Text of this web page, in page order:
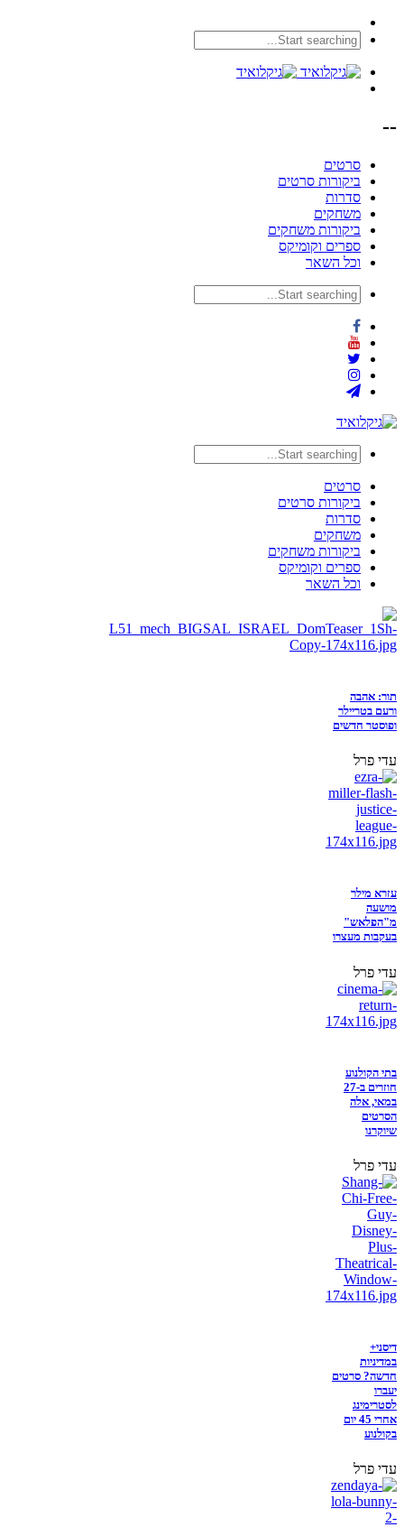
--
סרטים
ביקורות סרטים
סדרות
משחקים
ביקורות משחקים
ספרים וקומיקס
וכל השאר
סרטים
ביקורות סרטים
סדרות
משחקים
ביקורות משחקים
ספרים וקומיקס
וכל השאר
תור: אהבה
ורעם בטריילר
ופוסטר חדשים
עדי פרל
עזרא מילר
מושעה
מ"הפלאש"
בעקבות מעצרו
עדי פרל
בתי הקולנוע
חוזרים ב-27
במאי, אלה
הסרטים
שיוקרנו
עדי פרל
דיסני+
במדיניות
חדשה? סרטים
יעברו
לסטרימינג
אחרי 45 יום
בקולנוע
עדי פרל